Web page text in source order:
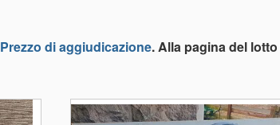
Prezzo di aggiudicazione. Alla pagina del